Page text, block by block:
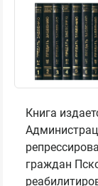
Книга
граждан